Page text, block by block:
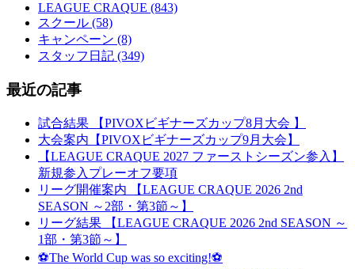
LEAGUE CRAQUE (843)
スクール (58)
キャンペーン (8)
スタッフ日記 (349)
最近の記事
試合結果 【PIVOXビギナーズカップ8月大会 】
大会案内【PIVOXビギナーズカップ9月大会】
【LEAGUE CRAQUE 2027 ファーストシーズン参入】
新規参入プレーオフ要項
リーグ開催案内 【LEAGUE CRAQUE 2026 2nd
SEASON ～2部・第3節～】
リーグ結果 【LEAGUE CRAQUE 2026 2nd SEASON ～
1部・第3節～】
⚽The World Cup was so exciting!⚽